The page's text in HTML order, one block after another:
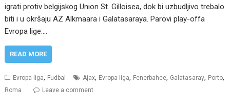
igrati protiv belgijskog Union St. Gilloisea, dok bi uzbudljivo trebalo
biti i u okršaju AZ Alkmaara i Galatasaraya. Parovi play-offa
Evropa lige:…
READ MORE
Evropa liga, Fudbal Ajax, Evropa liga, Fenerbahce, Galatasaray, Porto,
Roma Leave a comment